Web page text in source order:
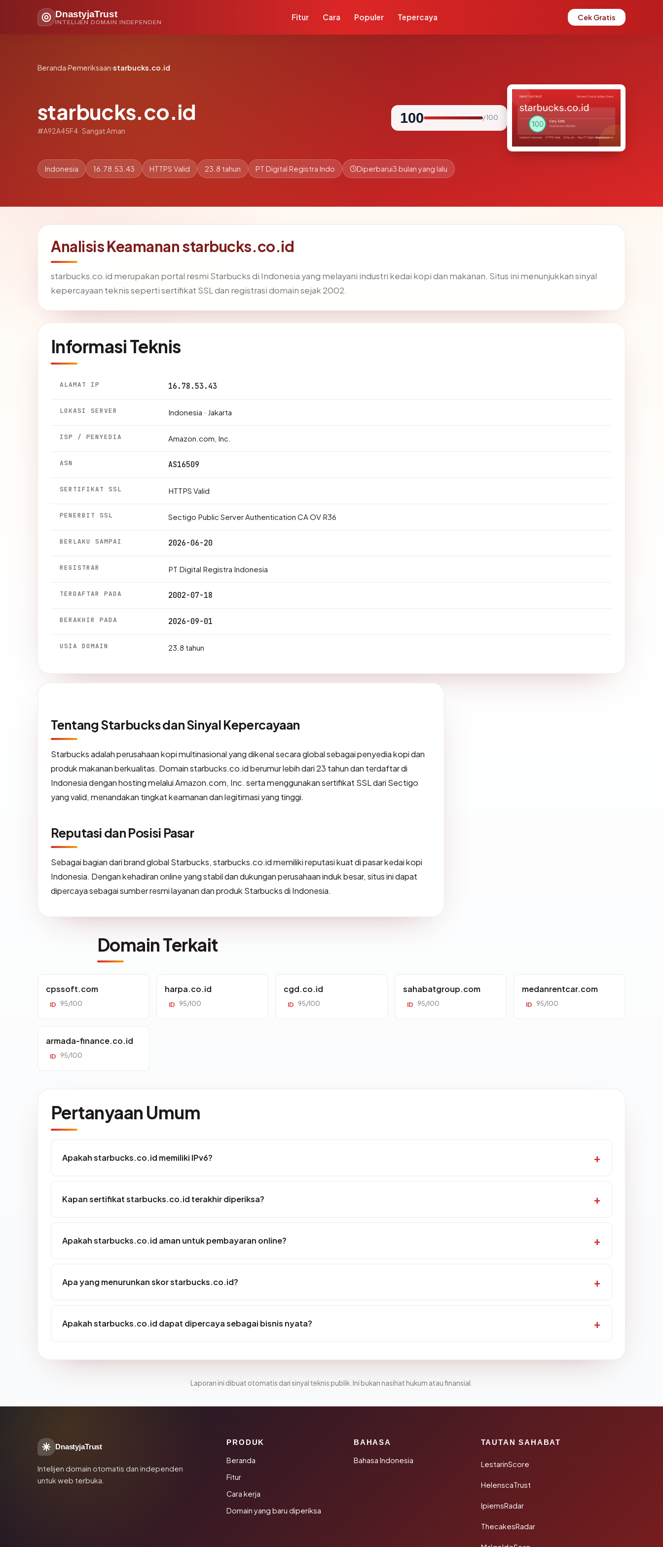
DnastyjaTrust
INTELIJEN DOMAIN INDEPENDEN
Fitur Cara Populer Tepercaya Cek Gratis
Beranda›Pemeriksaan›starbucks.co.id
starbucks.co.id
#A92A45F4 · Sangat Aman
100 / 100
Indonesia 16.78.53.43 HTTPS Valid 23.8 tahun PT Digital Registra Indo Diperbarui3 bulan yang lalu
Analisis Keamanan starbucks.co.id
starbucks.co.id merupakan portal resmi Starbucks di Indonesia yang melayani industri kedai kopi dan makanan. Situs ini menunjukkan sinyal
kepercayaan teknis seperti sertifikat SSL dan registrasi domain sejak 2002.
Informasi Teknis
ALAMAT IP 16.78.53.43
LOKASI SERVER Indonesia · Jakarta
ISP / PENYEDIA Amazon.com, Inc.
ASN AS16509
SERTIFIKAT SSL HTTPS Valid
PENERBIT SSL Sectigo Public Server Authentication CA OV R36
BERLAKU SAMPAI 2026-06-20
REGISTRAR PT Digital Registra Indonesia
TERDAFTAR PADA 2002-07-18
BERAKHIR PADA 2026-09-01
USIA DOMAIN 23.8 tahun
Tentang Starbucks dan Sinyal Kepercayaan
Starbucks adalah perusahaan kopi multinasional yang dikenal secara global sebagai penyedia kopi dan
produk makanan berkualitas. Domain starbucks.co.id berumur lebih dari 23 tahun dan terdaftar di
Indonesia dengan hosting melalui Amazon.com, Inc. serta menggunakan sertifikat SSL dari Sectigo
yang valid, menandakan tingkat keamanan dan legitimasi yang tinggi.
Reputasi dan Posisi Pasar
Sebagai bagian dari brand global Starbucks, starbucks.co.id memiliki reputasi kuat di pasar kedai kopi
Indonesia. Dengan kehadiran online yang stabil dan dukungan perusahaan induk besar, situs ini dapat
dipercaya sebagai sumber resmi layanan dan produk Starbucks di Indonesia.
Domain Terkait
cpssoft.com
ID 95/100
harpa.co.id
ID 95/100
cgd.co.id
ID 95/100
sahabatgroup.com
ID 95/100
medanrentcar.com
ID 95/100
armada-finance.co.id
ID 95/100
Pertanyaan Umum
Apakah starbucks.co.id memiliki IPv6?
Kapan sertifikat starbucks.co.id terakhir diperiksa?
Apakah starbucks.co.id aman untuk pembayaran online?
Apa yang menurunkan skor starbucks.co.id?
Apakah starbucks.co.id dapat dipercaya sebagai bisnis nyata?
Laporan ini dibuat otomatis dari sinyal teknis publik. Ini bukan nasihat hukum atau finansial.
DnastyjaTrust
Intelijen domain otomatis dan independen
untuk web terbuka.
PRODUK
Beranda
Fitur
Cara kerja
Domain yang baru diperiksa
BAHASA
Bahasa Indonesia
TAUTAN SAHABAT
LestarinScore
HelenscaTrust
IpiemsRadar
ThecakesRadar